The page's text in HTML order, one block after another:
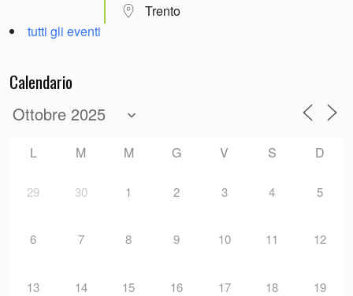
Trento
tutti gli eventi
Calendario
L M M G V S D
29 30 1 2 3 4 5
6 7 8 9 10 11 12
13 14 15 16 17 18 19